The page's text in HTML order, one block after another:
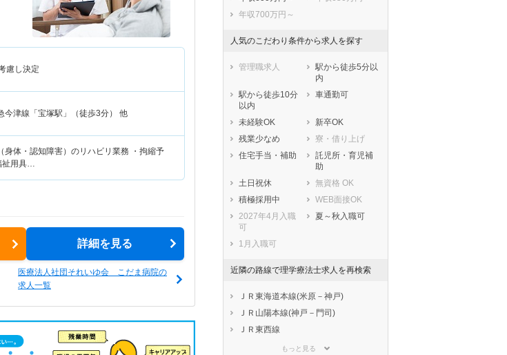
慮し決定
今津線「宝塚駅」（徒歩3分） 他
身体・認知障害）のリハビリ業務 ・拘縮予
祉用具…
詳細を見る
医療法人社団それいゆ会 こだま病院の
求人一覧
年収700万円～
人気のこだわり条件から求人を探す
管理職求人
駅から徒歩5分以
内
駅から徒歩10分
以内
車通勤可
未経験OK
新卒OK
残業少なめ
寮・借り上げ
住宅手当・補助
託児所・育児補
助
土日祝休
無資格 OK
積極採用中
WEB面接OK
2027年4月入職
可
夏～秋入職可
1月入職可
近隣の路線で理学療法士求人を再検索
ＪＲ東海道本線(米原－神戸)
ＪＲ山陽本線(神戸－門司)
ＪＲ東西線
ＪＲ山陰本線(京都－下関)
もっと見る